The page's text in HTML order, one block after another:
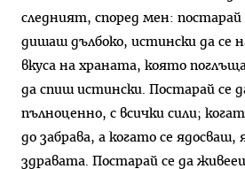
следният, според мен: постарай
дишаш дълбоко, истински да се
вкуса на храната, която
да спиш истински. Постарай се
пълноценно, с всички сили;
до забрава, а когато се ядосваш,
здравата. Постарай се да